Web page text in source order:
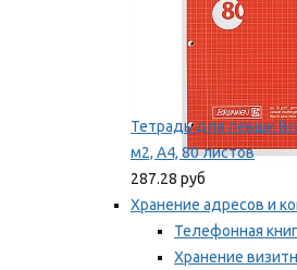
Тетрадь для левши
м2, А4, 80 листов
287.28 руб
Хранение адресов и
Телефонная
Хранение